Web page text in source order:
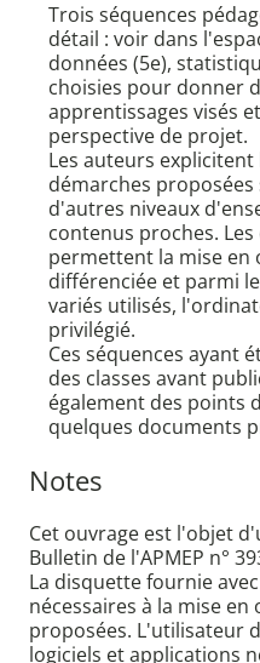
Trois séquences
détail : voir dans
données (5e),
choisies pour donner
apprentissages visés
perspective de projet.
Les auteurs
démarches
d'autres niveaux
contenus proches.
permettent la mise en
différenciée et parmi
variés utilisés,
privilégié.
Ces séquences ayant
des classes avant
également des points
quelques documents
Notes
Cet ouvrage est l'objet
Bulletin de l'APMEP n°
La disquette fournie
nécessaires à la mise en
proposées. L'utilisateur
logiciels et applications